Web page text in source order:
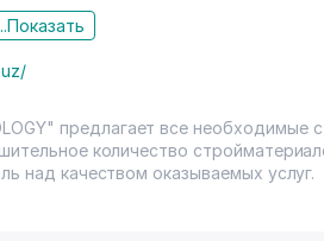
Показать
предлагает все необходимые
количество
над качеством оказываемых услуг.